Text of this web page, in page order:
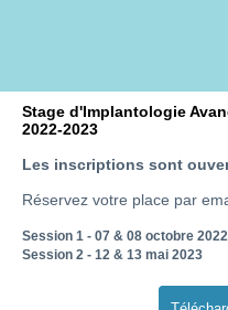
Stage d'Implantologie
2022-2023
Les inscriptions sont
Réservez votre place par
Session 1 - 07 & 08 octobre 2022
Session 2 - 12 & 13 mai 2023